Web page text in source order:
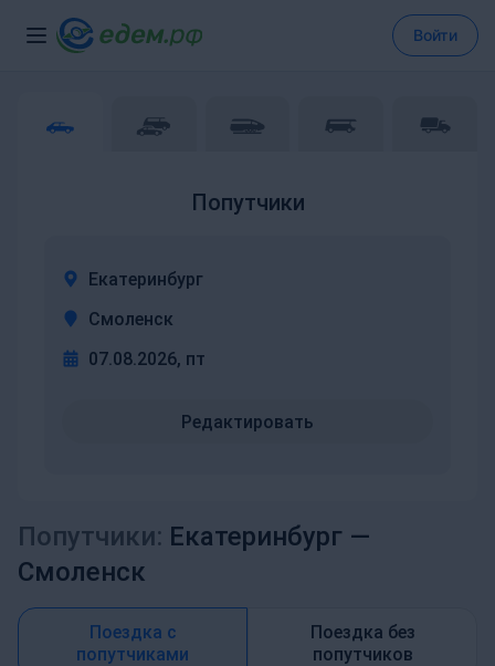
Войти
Попутчики
Екатеринбург
Смоленск
07.08.2026, пт
Редактировать
Попутчики: Екатеринбург —
Смоленск
Поездка с
попутчиками
Поездка без
попутчиков